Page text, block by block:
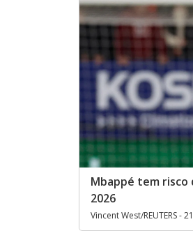
Mbappé tem risco
2026
Vincent West/REUTERS -